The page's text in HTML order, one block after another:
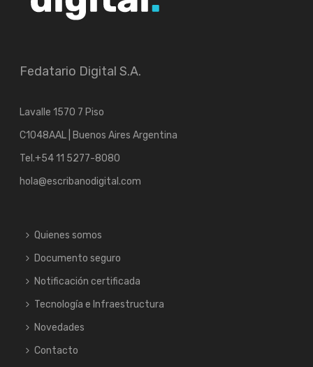
Fedatario Digital S.A.
Lavalle 1570 7 Piso
C1048AAL | Buenos Aires Argentina
Tel.+54 11 5277-8080
hola@escribanodigital.com
Quienes somos
Documento seguro
Notificación certificada
Tecnología e Infraestructura
Novedades
Contacto